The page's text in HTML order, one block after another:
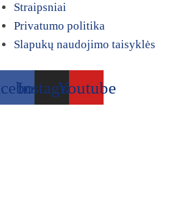
Straipsniai
Privatumo politika
Slapukų naudojimo taisyklės
InstagramYoutube